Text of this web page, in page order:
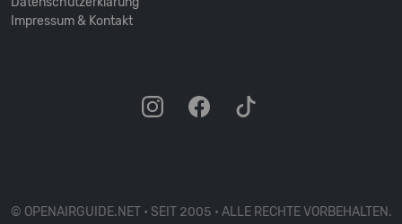
Impressum & Kontakt
© OPENAIRGUIDE.NET • SEIT 2005 • ALLE RECHTE VORBEHALTEN.